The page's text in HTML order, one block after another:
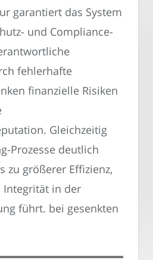
garantiert das System
und Compliance-
fehlerhafte
finanzielle Risiken
Gleichzeitig
Prozesse deutlich
zu größerer Effizienz,
Integrität in der
führt. bei gesenkten